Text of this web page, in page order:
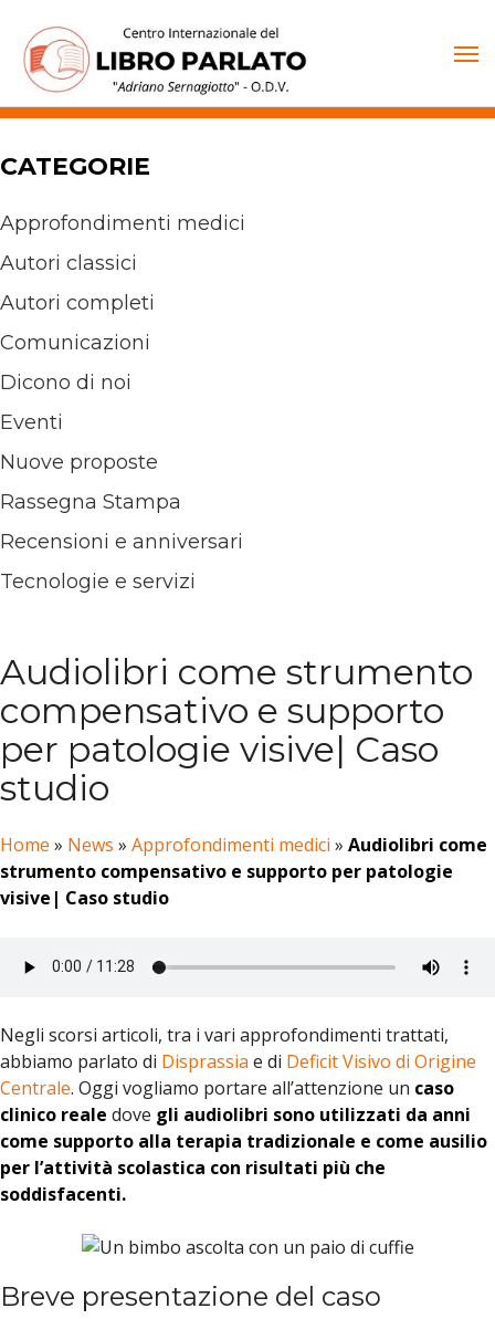
contenuto
CATEGORIE
Approfondimenti medici
Autori classici
Autori completi
Comunicazioni
Dicono di noi
Eventi
Nuove proposte
Rassegna Stampa
Recensioni e anniversari
Tecnologie e servizi
Audiolibri come strumento
compensativo e supporto
per patologie visive| Caso
studio
Home » News » Approfondimenti medici » Audiolibri come
strumento compensativo e supporto per patologie
visive| Caso studio
Negli scorsi articoli, tra i vari approfondimenti trattati,
abbiamo parlato di Disprassia e di Deficit Visivo di Origine
Centrale. Oggi vogliamo portare all’attenzione un caso
clinico reale dove gli audiolibri sono utilizzati da anni
come supporto alla terapia tradizionale e come ausilio
per l’attività scolastica con risultati più che
soddisfacenti.
Breve presentazione del caso